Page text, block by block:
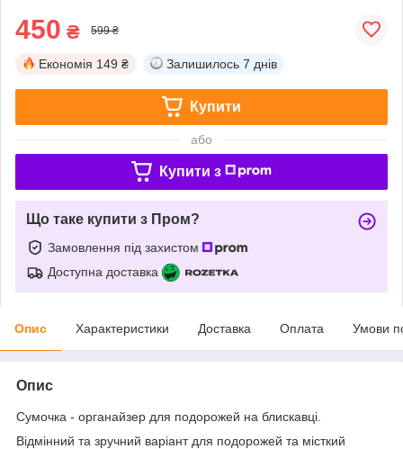
450 ₴ 599 ₴
Економія 149 ₴ Залишилось 7 днів
Купити
або
Купити з
Що таке купити з Пром?
Замовлення під захистом
Доступна доставка
Опис Характеристики Доставка Оплата Умови
Опис
Сумочка - органайзер для подорожей на блискавці.
Відмінний та зручний варіант для подорожей та місткий